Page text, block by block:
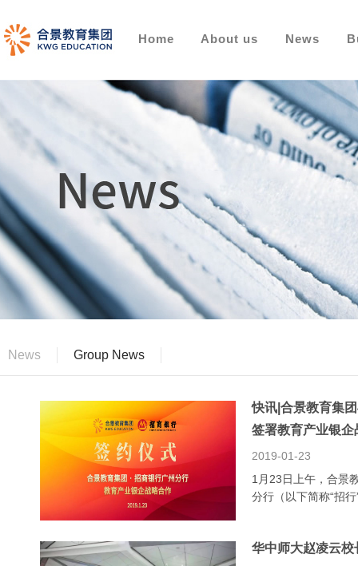
Home About us News
News Group News
快讯|合景教育集
签署教育产业银企
2019-01-23
1月23日上午，合景
分行（以下简称“招
华中师大赵凌云